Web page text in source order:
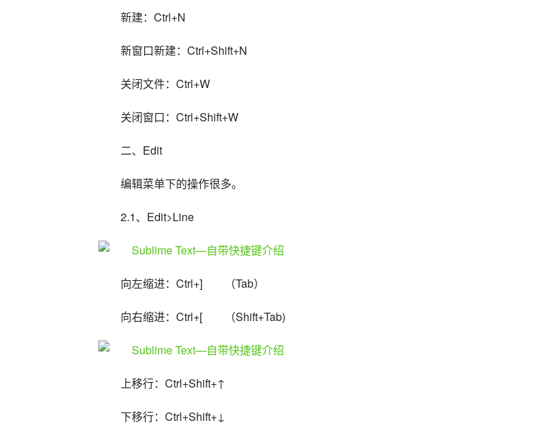
新建：Ctrl+N
新窗口新建：Ctrl+Shift+N
关闭文件：Ctrl+W
关闭窗口：Ctrl+Shift+W
二、Edit
编辑菜单下的操作很多。
2.1、Edit>Line
向左缩进：Ctrl+]　　（Tab）
向右缩进：Ctrl+[　　（Shift+Tab)
上移行：Ctrl+Shift+↑
下移行：Ctrl+Shift+↓